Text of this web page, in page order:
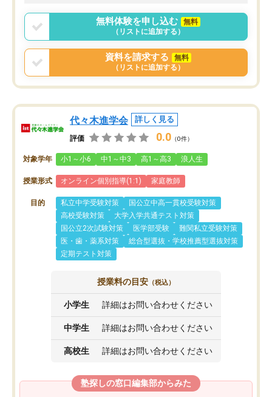
無料体験を申し込む
無料
（リストに追加する）
資料を請求する
無料
（リストに追加する）
代々木進学会 詳しく見る
評価 0.0 （0件）
対象学年 小1～小6 中1～中3 高1～高3 浪人生
授業形式 オンライン個別指導(1:1) 家庭教師
目的 私立中学受験対策
国公立中高一貫校受験対策
高校受験対策
大学入学共通テスト対策
国公立2次試験対策
医学部受験
難関私立受験対策
医・歯・薬系対策
総合型選抜・学校推薦型選抜対策
定期テスト対策
授業料の目安 （税込）
小学生 詳細はお問い合わせください
中学生 詳細はお問い合わせください
高校生 詳細はお問い合わせください
塾探しの窓口編集部からみた